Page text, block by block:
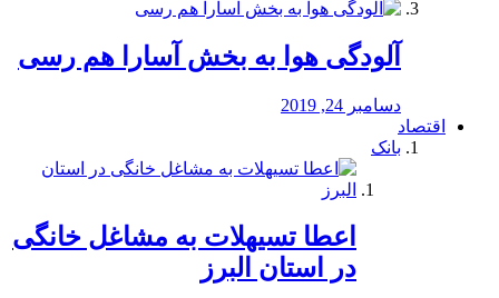
آلودگی هوا به بخش آسارا هم رسی
دسامبر 24, 2019
اقتصاد
بانک
️اعطا تسیهلات به مشاغل خانگی
در استان البرز